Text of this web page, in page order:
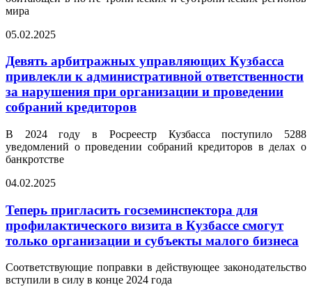
мира
05.02.2025
Девять арбитражных управляющих Кузбасса
привлекли к административной ответственности
за нарушения при организации и проведении
собраний кредиторов
В 2024 году в Росреестр Кузбасса поступило 5288
уведомлений о проведении собраний кредиторов в делах о
банкротстве
04.02.2025
Теперь пригласить госземинспектора для
профилактического визита в Кузбассе смогут
только организации и субъекты малого бизнеса
Соответствующие поправки в действующее законодательство
вступили в силу в конце 2024 года